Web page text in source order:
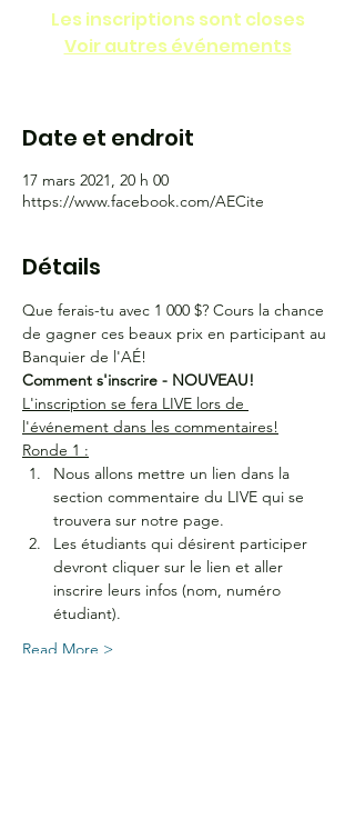
Les inscriptions sont closes
Voir autres événements
Date et endroit
17 mars 2021, 20 h 00
https://www.facebook.com/AECite
Détails
Que ferais-tu avec 1 000 $? Cours la chance
de gagner ces beaux prix en participant au
Banquier de l'AÉ!
Comment s'inscrire - NOUVEAU!
L'inscription se fera LIVE lors de
l'événement dans les commentaires!
Ronde 1 :
Nous allons mettre un lien dans la
section commentaire du LIVE qui se
trouvera sur notre page.
Les étudiants qui désirent participer
devront cliquer sur le lien et aller
inscrire leurs infos (nom, numéro
étudiant).
Read More >